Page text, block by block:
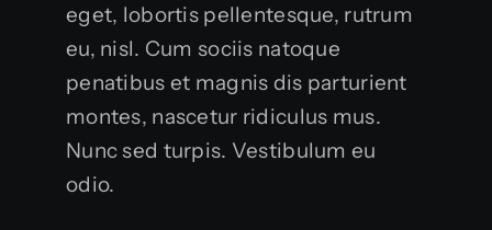
eget, lobortis pellentesque, rutrum
eu, nisl. Cum sociis natoque
penatibus et magnis dis parturient
montes, nascetur ridiculus mus.
Nunc sed turpis. Vestibulum eu
odio.